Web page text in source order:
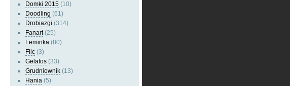
Domki 2015 (10)
Doodling (61)
Drobiazgi (314)
Fanart(25)
Feminka (80)
Filc (3)
Gelatos (33)
Grudniownik (13)
Hania (5)